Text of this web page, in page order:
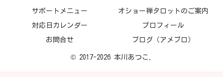
サポートメニュー オショー禅タロットのご案内
対応日カレンダー プロフィール
お問合せ ブログ（アメブロ）
© 2017-2026 本川あつこ.